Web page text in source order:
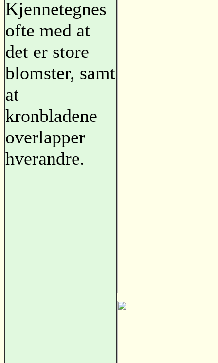
Kjennetegnes
ofte med at
det er store
blomster, samt
at
kronbladene
overlapper
hverandre.